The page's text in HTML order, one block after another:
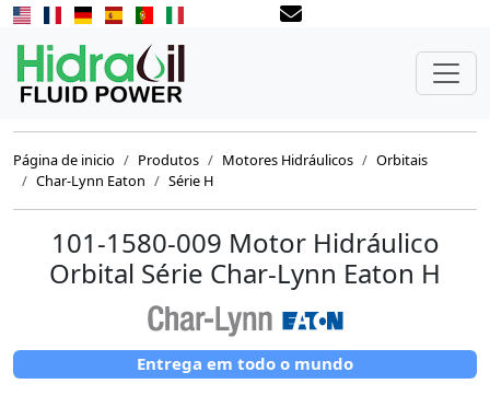
Página de inicio Produtos Motores Hidráulicos
Orbitais
Char-Lynn Eaton
Série H
101-1580-009 Motor Hidráulico
Orbital Série Char-Lynn Eaton H
Entrega em todo o mundo